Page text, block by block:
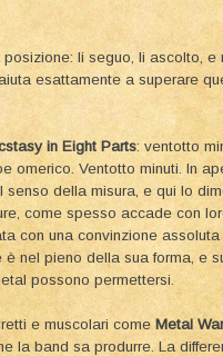
li seguo, li ascolto, e
esattamente a superare
in Eight Parts: ventotto
omerico. Ventotto minuti. In
della misura, e qui lo
come spesso accade con
con una convinzione
è nel pieno della sua forma, e
possono permettersi.
e muscolari comeMetal
la band sa produrre. La